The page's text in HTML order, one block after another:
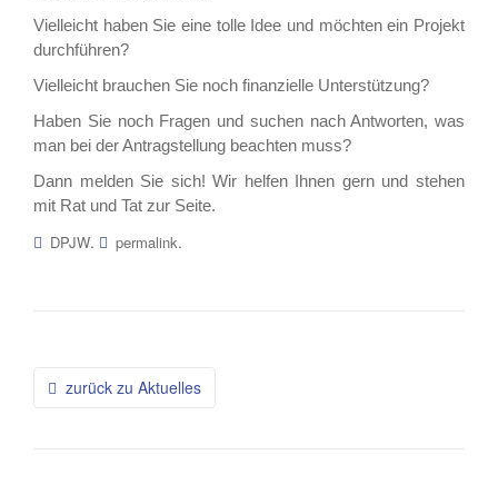
Vielleicht haben Sie eine tolle Idee und möchten ein Projekt
durchführen?
Vielleicht brauchen Sie noch finanzielle Unterstützung?
Haben Sie noch Fragen und suchen nach Antworten, was
man bei der Antragstellung beachten muss?
Dann melden Sie sich! Wir helfen Ihnen gern und stehen
mit Rat und Tat zur Seite.
DPJW. permalink.
Beitragsnavigation
zurück zu Aktuelles